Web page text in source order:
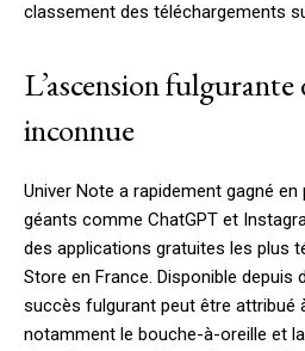
classement des téléchargements
L’ascension
inconnue
Univer Note a rapidement gagné
géants comme ChatGPT et
des applications gratuites les plus
Store en France. Disponible depuis
succès fulgurant peut être attribué
notamment le bouche-à-oreille et